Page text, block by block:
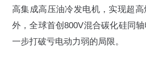
高集成高压油冷发电机，实现超
外，全球首创800V混合碳化硅同
一步打破亏电动力弱的局限。